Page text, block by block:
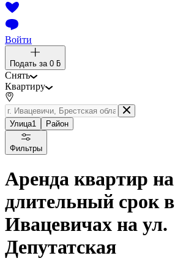
Войти
Подать за 0 ƃ
Снять
Квартиру
Улица1 Район
Фильтры
Аренда квартир на
длительный срок в
Ивацевичах на ул.
Депутатская